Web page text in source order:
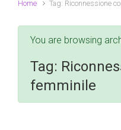
Home Tag: Riconnessione
You are browsing
Tag:
femminile